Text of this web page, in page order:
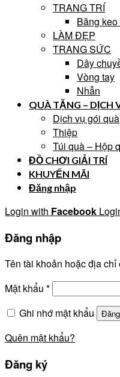
TRANG TRÍ
Băng
LÀM ĐẸP
TRANG SỨC
Dây
Vòng tay
Nhẫn
QUÀ TẶNG – DỊCH
Dịch vụ gói quà
Thiệp
Túi quà – Hộp
ĐỒ CHƠI GIẢI TRÍ
KHUYẾN MÃI
Đăng nhập
Login with Facebook
Đăng nhập
Tên tài khoản hoặc địa chỉ
Mật khẩu *
Ghi nhớ mật khẩu
Quên mật khẩu?
Đăng ký